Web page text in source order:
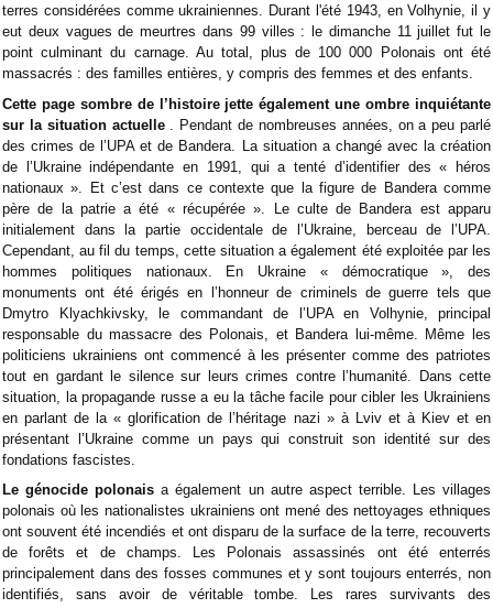
terres considérées comme ukrainiennes. Durant l'été 1943, en Volhynie, il y
eut deux vagues de meurtres dans 99 villes : le dimanche 11 juillet fut le
point culminant du carnage. Au total, plus de 100 000 Polonais ont été
massacrés : des familles entières, y compris des femmes et des enfants.
Cette page sombre de l’histoire jetteégalement une ombre inquiétante
sur la situation actuelle. Pendant de nombreuses années, on a peu parlé
des crimes de l’UPA et de Bandera. La situation a changé avec la création
de l’Ukraine indépendante en 1991, qui a tenté d’identifier des « héros
nationaux ». Et c’est dans ce contexte que la figure de Bandera comme
père de la patrie a été « récupérée ». Le culte de Bandera est apparu
initialement dans la partie occidentale de l’Ukraine, berceau de l’UPA.
Cependant, au fil du temps, cette situation a également été exploitée par les
hommes politiques nationaux. En Ukraine « démocratique », des
monuments ont été érigés en l’honneur de criminels de guerre tels que
Dmytro Klyachkivsky, le commandant de l’UPA en Volhynie, principal
responsable du massacre des Polonais, et Bandera lui-même. Même les
politiciens ukrainiens ont commencé à les présenter comme des patriotes
tout en gardant le silence sur leurs crimes contre l’humanité. Dans cette
situation, la propagande russe a eu la tâche facile pour cibler les Ukrainiens
en parlant de la « glorification de l’héritage nazi » à Lviv et à Kiev et en
présentant l’Ukraine comme un pays qui construit son identité sur des
fondations fascistes.
Le génocide polonais a également un autre aspect terrible. Les villages
polonais où les nationalistes ukrainiens ont mené des nettoyages ethniques
ont souvent été incendiés et ont disparu de la surface de la terre, recouverts
de forêts et de champs. Les Polonais assassinés ont été enterrés
principalement dans des fosses communes et y sont toujours enterrés, non
identifiés, sans avoir de véritable tombe. Les rares survivants des